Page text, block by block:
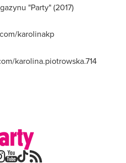
"Party" (2017)
karolinakp
karolina.piotrowska.714